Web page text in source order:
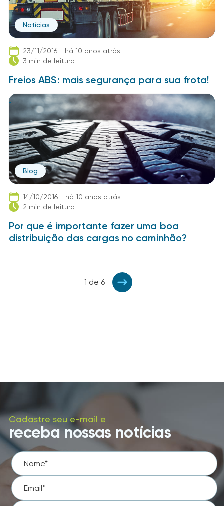
Notícias
23/11/2016 - há 10 anos atrás
3 min de leitura
Freios ABS: mais segurança para sua frota!
Blog
14/10/2016 - há 10 anos atrás
2 min de leitura
Por que é importante fazer uma boa
distribuição das cargas no caminhão?
1 de 6
Cadastre seu e-mail e
receba nossas notícias